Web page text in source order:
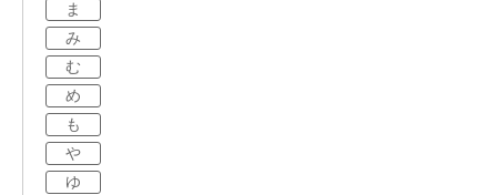
ま
み
む
め
も
や
ゆ